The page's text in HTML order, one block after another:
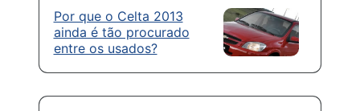
Por que o Celta 2013
ainda é tão procurado
entre os usados?